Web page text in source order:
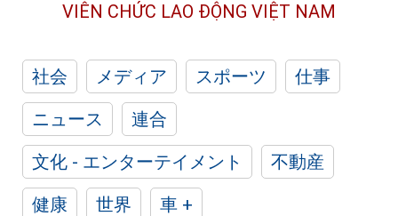
VIÊN CHỨC LAO ĐỘNG VIỆT NAM
社会 メディア スポーツ
仕事
ニュース
連合
文化 - エンターテイメント
不動産
健康
世界
車 +